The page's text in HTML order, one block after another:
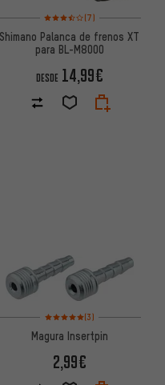
en 5 reseñas
Valoración media: 3,5 de 5
(7)
Shimano Palanca de frenos XT
para BL-M8000
DESDE 14,99€
Valoración media: 5 de 5
(3)
Magura Insertpin
2,99€